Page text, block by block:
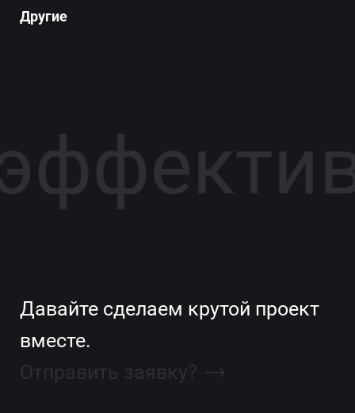
Другие
Давайте сделаем крутой проект
вместе.
Отправить заявку?